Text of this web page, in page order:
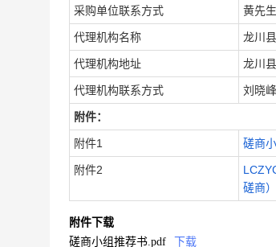
采购单位联系方式 黄先
代理机构名称 龙川
代理机构地址 龙川
代理机构联系方式 刘晓
附件：
附件1 磋商
附件2
磋商
附件下载
磋商小组推荐书.pdf
下载